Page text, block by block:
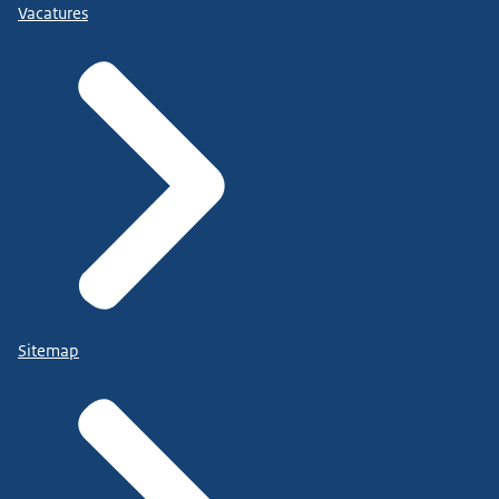
Vacatures
Sitemap